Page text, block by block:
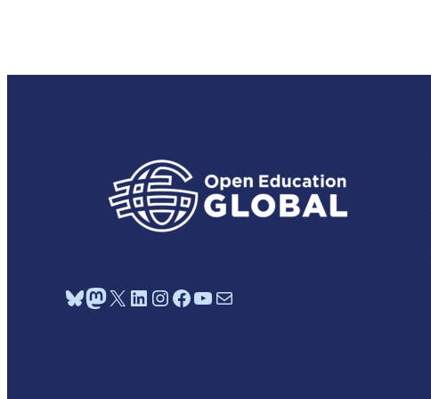
Bluesky
Mastodon
X LinkedIn
Instagram
Facebook
YouTube
Mail